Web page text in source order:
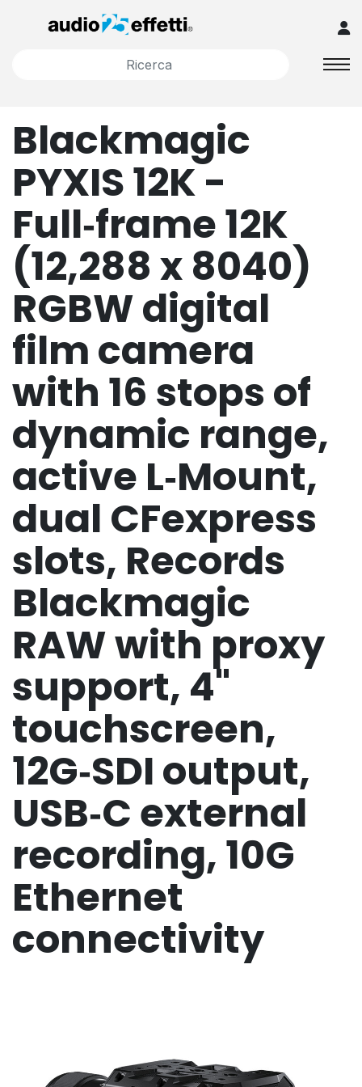
Blackmagic
PYXIS 12K -
Full‑frame 12K
(12,288 x 8040)
RGBW digital
film camera
with 16 stops of
dynamic range,
active L‑Mount,
dual CFexpress
slots, Records
Blackmagic
RAW with proxy
support, 4"
touchscreen,
12G‑SDI output,
USB‑C external
recording, 10G
Ethernet
connectivity